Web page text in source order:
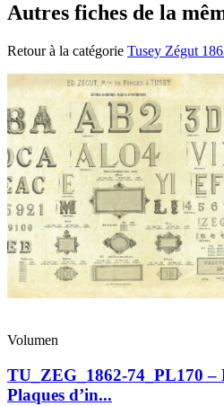
Autres fiches de la
Retour à la catégorie Tusey Zégut
Volumen
TU_ZEG_1862-74_PL170 –
Plaques d’in...